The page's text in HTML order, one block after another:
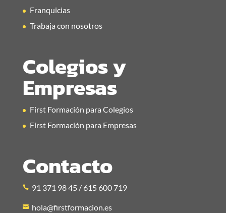
Franquicias
Trabaja con nosotros
Colegios y
Empresas
First Formación para Colegios
First Formación para Empresas
Contacto
91 371 98 45 / 615 600 719
hola@firstformacion.es